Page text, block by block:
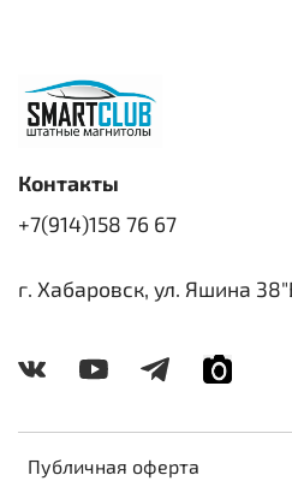
Публичная оферта
Контакты
+7(914)158 76 67
г. Хабаровск, ул. Яшина